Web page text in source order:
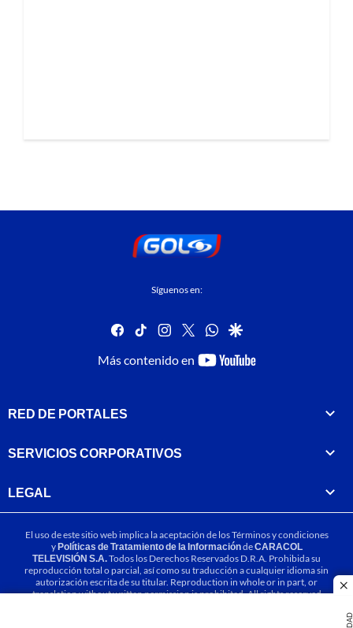
Síguenos en:
facebook
tiktok instagram
twitterwhatsapp
google
Más contenido en
youtube-
RED DE PORTALES
SERVICIOS CORPORATIVOS
LEGAL
El uso de este sitio web implica la aceptación de losTérminos y condiciones
yPolíticas de Tratamiento de la InformacióndeCARACOL
TELEVISIÓN S.A.Todos los Derechos Reservados D.R.A. Prohibida su
reproducción total o parcial, así como su traducción a cualquier idioma sin
autorización escrita de su titular. Reproduction in whole or in part, or
translation without written permission is prohibited. All rights reserved